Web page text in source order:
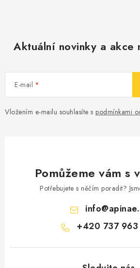
Aktuální novinky a akce
E-mail
Vložením e-mailu souhlasíte s podmínkami
Pomůžeme vám s
Potřebujete s něčím poradit?
info@
+420 737